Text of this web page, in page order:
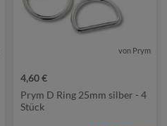
von Prym
4,60 €
Prym D Ring 25mm silber - 4
Stück